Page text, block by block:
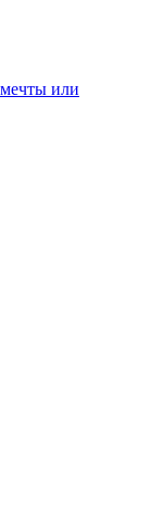
или